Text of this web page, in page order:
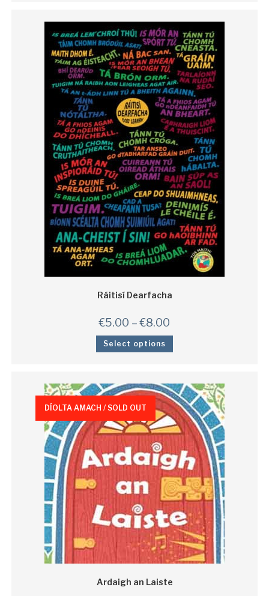
Ráitisí Dearfacha
€5.00 – €8.00
Select options
DÍOLTA AMACH / SOLD OUT
Ardaigh an Laiste